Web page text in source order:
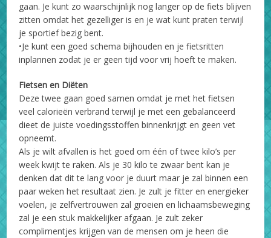
gaan. Je kunt zo waarschijnlijk nog langer op de fiets blijven
zitten omdat het gezelliger is en je wat kunt praten terwijl
je sportief bezig bent.
•Je kunt een goed schema bijhouden en je fietsritten
inplannen zodat je er geen tijd voor vrij hoeft te maken.
Fietsen en Diëten
Deze twee gaan goed samen omdat je met het fietsen
veel calorieën verbrand terwijl je met een gebalanceerd
dieet de juiste voedingsstoffen binnenkrijgt en geen vet
opneemt.
Als je wilt afvallen is het goed om één of twee kilo’s per
week kwijt te raken. Als je 30 kilo te zwaar bent kan je
denken dat dit te lang voor je duurt maar je zal binnen een
paar weken het resultaat zien. Je zult je fitter en energieker
voelen, je zelfvertrouwen zal groeien en lichaamsbeweging
zal je een stuk makkelijker afgaan. Je zult zeker
complimentjes krijgen van de mensen om je heen die